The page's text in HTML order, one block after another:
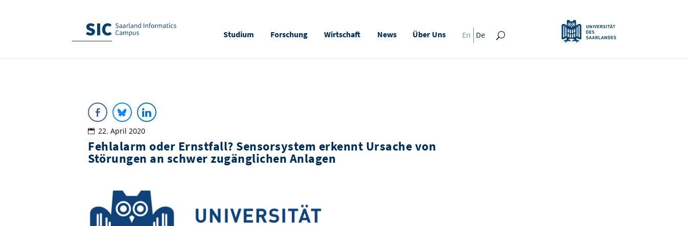
Studium Forschung Wirtschaft News Über Uns En De
22. April 2020
Fehlalarm oder Ernstfall? Sensorsystem erkennt Ursache von
Störungen an schwer zugänglichen Anlagen